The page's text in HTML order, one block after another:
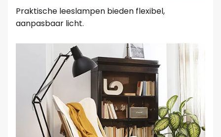
Praktische leeslampen bieden flexibel,
aanpasbaar licht.